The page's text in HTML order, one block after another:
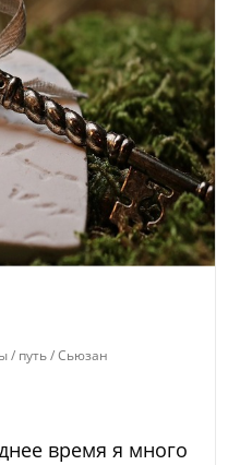
/ путь / Сьюзан
время я много